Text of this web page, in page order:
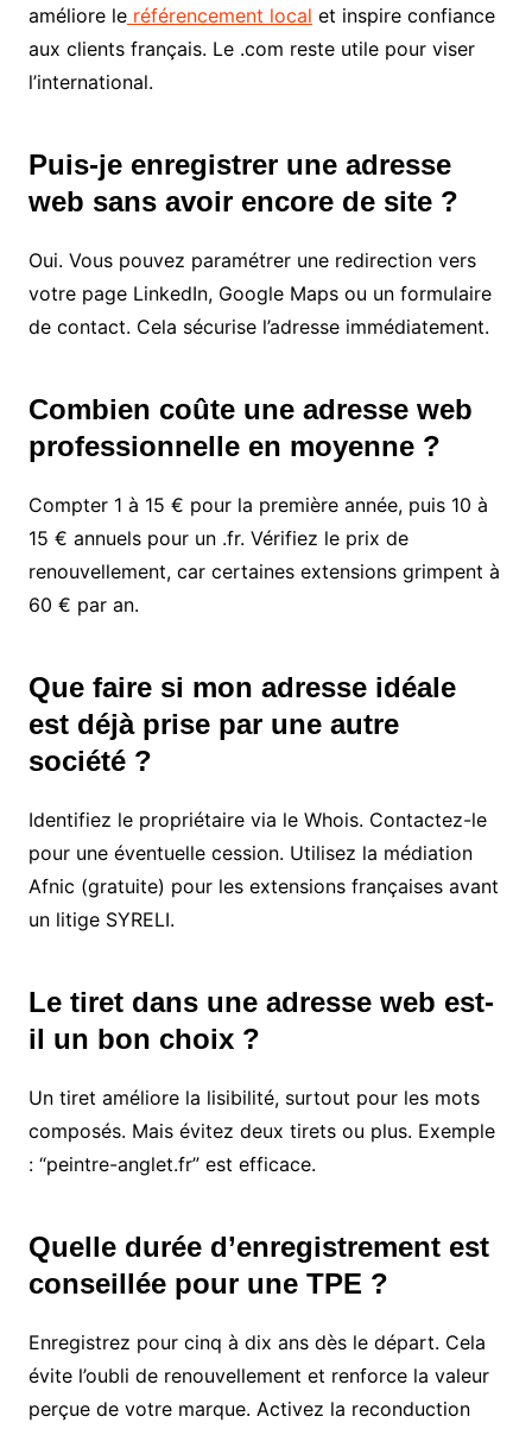
améliore le référencement local et inspire confiance
aux clients français. Le .com reste utile pour viser
l’international.
Puis-je enregistrer une adresse
web sans avoir encore de site ?
Oui. Vous pouvez paramétrer une redirection vers
votre page LinkedIn, Google Maps ou un formulaire
de contact. Cela sécurise l’adresse immédiatement.
Combien coûte une adresse web
professionnelle en moyenne ?
Compter 1 à 15 € pour la première année, puis 10 à
15 € annuels pour un .fr. Vérifiez le prix de
renouvellement, car certaines extensions grimpent à
60 € par an.
Que faire si mon adresse idéale
est déjà prise par une autre
société ?
Identifiez le propriétaire via le Whois. Contactez-le
pour une éventuelle cession. Utilisez la médiation
Afnic (gratuite) pour les extensions françaises avant
un litige SYRELI.
Le tiret dans une adresse web est-
il un bon choix ?
Un tiret améliore la lisibilité, surtout pour les mots
composés. Mais évitez deux tirets ou plus. Exemple
: “peintre-anglet.fr” est efficace.
Quelle durée d’enregistrement est
conseillée pour une TPE ?
Enregistrez pour cinq à dix ans dès le départ. Cela
évite l’oubli de renouvellement et renforce la valeur
perçue de votre marque. Activez la reconduction